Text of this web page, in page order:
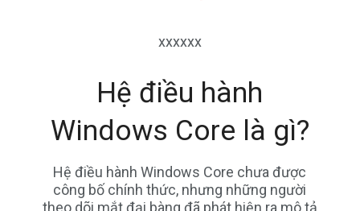
xxxxxx
Hệ điều hành
Windows Core là gì?
Hệ điều hành Windows Core chưa được
công bố chính thức, nhưng những người
theo dõi mắt đại bàng đã phát hiện ra mô tả